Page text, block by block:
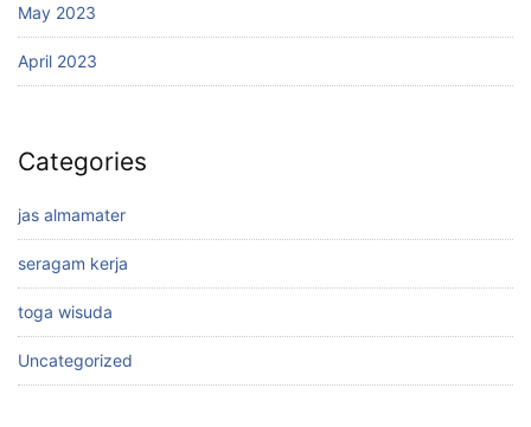
May 2023
April 2023
Categories
jas almamater
seragam kerja
toga wisuda
Uncategorized